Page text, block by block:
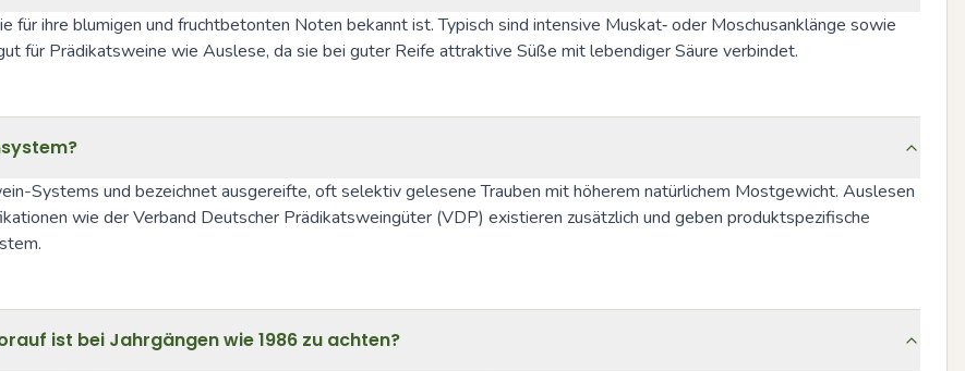
ihre blumigen und fruchtbetonten Noten bekannt ist. Typisch sind intensive Muskat‑ oder Moschusanklänge sowie
für Prädikatsweine wie Auslese, da sie bei guter Reife attraktive Süße mit lebendiger Säure verbindet.
Systems und bezeichnet ausgereifte, oft selektiv gelesene Trauben mit höherem natürlichem Mostgewicht. Auslesen
wie der Verband Deutscher Prädikatsweingüter (VDP) existieren zusätzlich und geben produktspezifische
ist bei Jahrgängen wie 1986 zu achten?